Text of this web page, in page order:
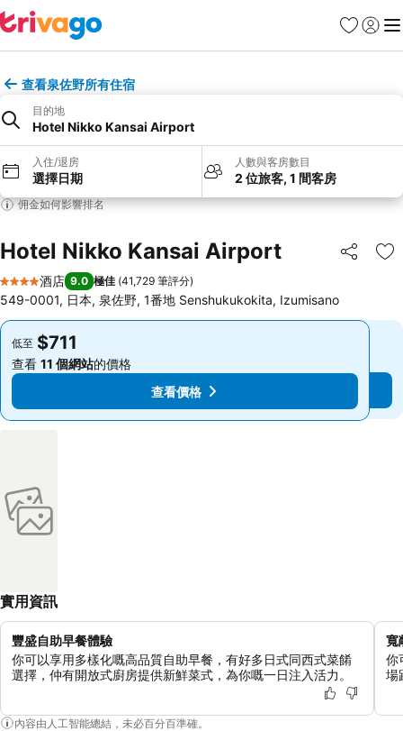
收藏夾
登入 選
查看泉佐野所有住宿
目的地
Hotel Nikko Kansai Airport
入住/退房
選擇日期
人數與客房數目
2 位旅客, 1 間客房
佣金如何影響排名
Hotel Nikko Kansai Airport 分享
放
4 星級
酒店 9.0 極佳 (41,729 筆評分)
549-0001, 日本, 泉佐野, 1番地 Senshukukokita, Izumisano
低至 $711
查看 11 個網站的價格
查看價格
低至 $711
查看 11 個網站的價格
查看價格
實用資訊
豐盛自助早餐體驗
你可以享用多樣化嘅高品質自助早餐，有好多日式同西式菜餚
選擇，仲有開放式廚房提供新鮮菜式，為你嘅一日注入活力。
寬
你
場
內容由人工智能總結，未必百分百準確。